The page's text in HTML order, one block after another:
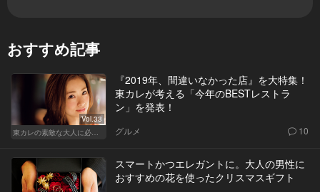
おすすめ記事
Vol.33
東カレの素敵な大人に必要なこと
『2019年、間違いなかった店』を大特集！
東カレが考える「今年のBESTレストラ
ン」を発表！
グルメ 10
スマートかつエレガントに。大人の男性に
おすすめの花を使ったクリスマスギフト